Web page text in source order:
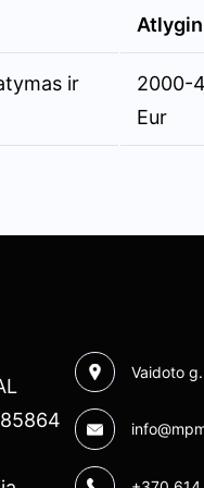
ir
2000-
Eur
Vaidoto